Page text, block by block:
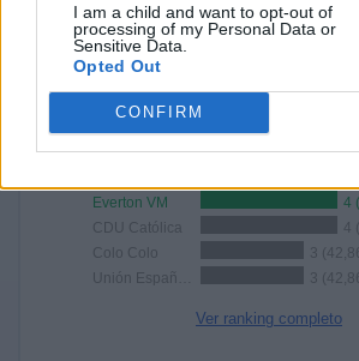
I am a child and want to opt-out of
processing of my Personal Data or
Sensitive Data.
Opted Out
CONFIRM
TOTAL
TOTAL
Total equipos
Ranking equipos por nº de
Everton VM
4
CDU Católica
Colo Colo
3
3
Ver ranking completo